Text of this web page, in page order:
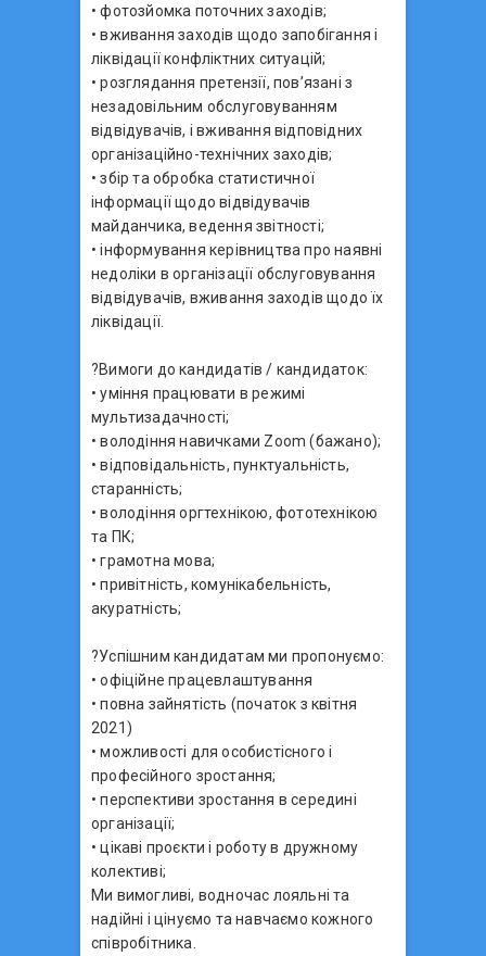
• фотозйомка поточних заходів;
• вживання заходів щодо запобігання і
ліквідації конфліктних ситуацій;
• розглядання претензії, пов’язані з
незадовільним обслуговуванням
відвідувачів, і вживання відповідних
організаційно-технічних заходів;
• збір та обробка статистичної
інформації щодо відвідувачів
майданчика, ведення звітності;
• інформування керівництва про наявні
недоліки в організації обслуговування
відвідувачів, вживання заходів щодо їх
ліквідації.
?Вимоги до кандидатів / кандидаток:
• уміння працювати в режимі
мультизадачності;
• володіння навичками Zoom (бажано);
• відповідальність, пунктуальність,
старанність;
• володіння оргтехнікою, фототехнікою
та ПК;
• грамотна мова;
• привітність, комунікабельність,
акуратність;
?Успішним кандидатам ми пропонуємо:
• офіційне працевлаштування
• повна зайнятість (початок з квітня
2021)
• можливості для особистісного і
професійного зростання;
• перспективи зростання в середині
організації;
• цікаві проєкти і роботу в дружному
колективі;
Ми вимогливі, водночас лояльні та
надійні і цінуємо та навчаємо кожного
співробітника.